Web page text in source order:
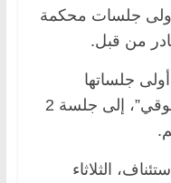
جلسات محكمة
من قبل.
جلساتها
المنعقدة، تأجيل قضية “مريم شوقي”، إلى جلسة 2
الثلاثاء